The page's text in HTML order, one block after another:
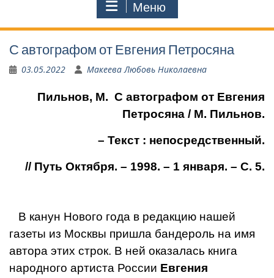
Меню
С автографом от Евгения Петросяна
03.05.2022 Макеева Любовь Николаевна
Пильнов, М. С автографом от Евгения
Петросяна / М. Пильнов.
– Текст : непосредственный.
// Путь Октября. – 1998. – 1 января. – С. 5.
В канун Нового года в редакцию нашей
газеты из Москвы пришла бан­дероль на имя
автора этих строк. В ней оказалась книга
народного арти­ста России Евгения